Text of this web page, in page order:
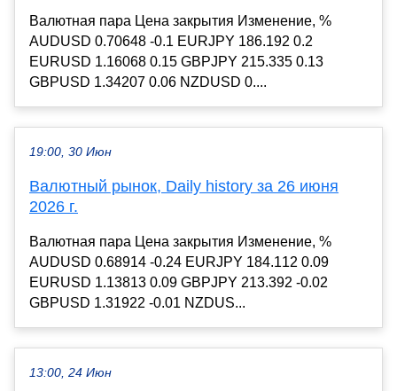
Валютная пара Цена закрытия Изменение, %
AUDUSD 0.70648 -0.1 EURJPY 186.192 0.2
EURUSD 1.16068 0.15 GBPJPY 215.335 0.13
GBPUSD 1.34207 0.06 NZDUSD 0....
19:00, 30 Июн
Валютный рынок, Daily history за 26 июня
2026 г.
Валютная пара Цена закрытия Изменение, %
AUDUSD 0.68914 -0.24 EURJPY 184.112 0.09
EURUSD 1.13813 0.09 GBPJPY 213.392 -0.02
GBPUSD 1.31922 -0.01 NZDUS...
13:00, 24 Июн